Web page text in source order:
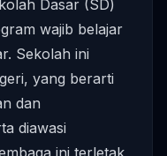
Dasar (SD)
wajib belajar
Sekolah ini
yang berarti
dan
diawasi
ini terletak